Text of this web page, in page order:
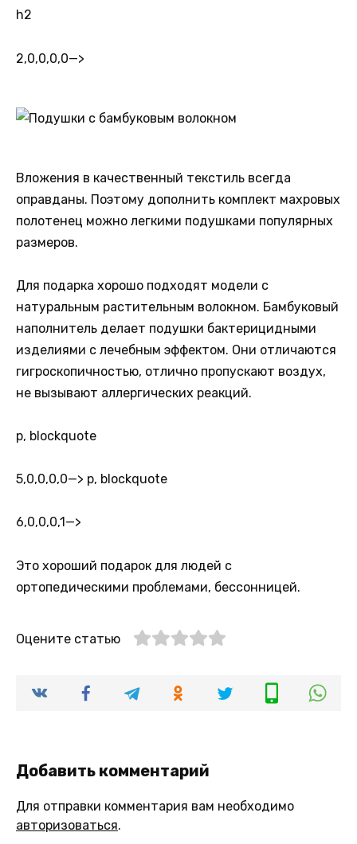
h2
2,0,0,0,0—>
Вложения в качественный текстиль всегда
оправданы. Поэтому дополнить комплект махровых
полотенец можно легкими подушками популярных
размеров.
Для подарка хорошо подходят модели с
натуральным растительным волокном. Бамбуковый
наполнитель делает подушки бактерицидными
изделиями с лечебным эффектом. Они отличаются
гигроскопичностью, отлично пропускают воздух,
не вызывают аллергических реакций.
p, blockquote
5,0,0,0,0—> p, blockquote
6,0,0,0,1 —>
Это хороший подарок для людей с
ортопедическими проблемами, бессонницей.
Оцените статью
Добавить комментарий
Для отправки комментария вам необходимо
авторизоваться.